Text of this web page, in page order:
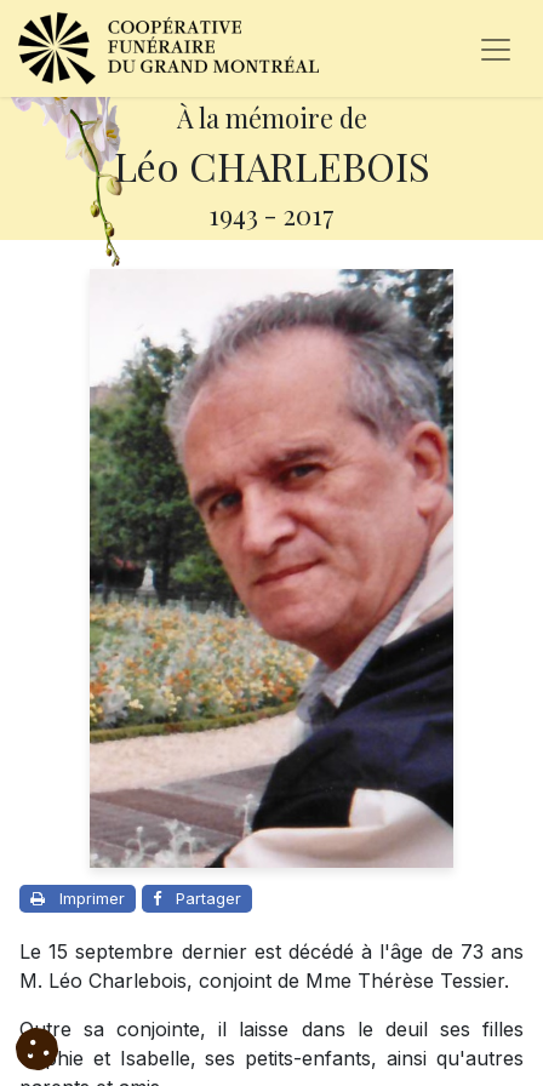
À la mémoire de
Léo CHARLEBOIS
1943 - 2017
Imprimer Partager
Le 15 septembre dernier est décédé à l'âge de 73 ans
M. Léo Charlebois, conjoint de Mme Thérèse Tessier.
Outre sa conjointe, il laisse dans le deuil ses filles
Sophie et Isabelle, ses petits-enfants, ainsi qu'autres